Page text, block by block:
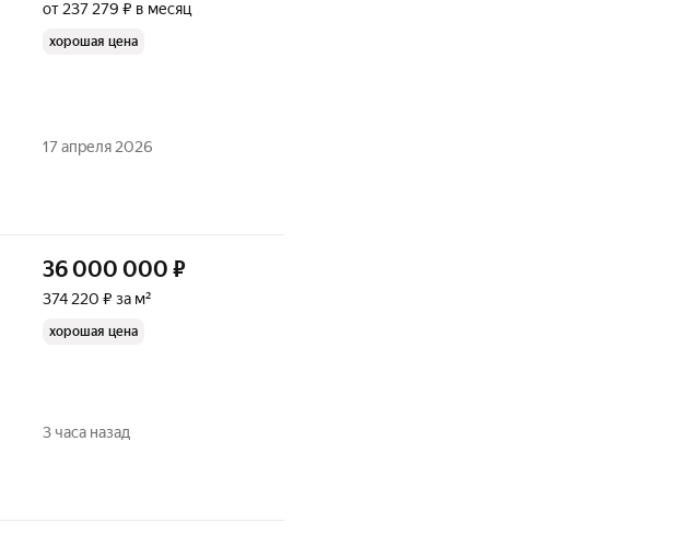
от 237 279 ₽ в месяц
хорошая цена
17 апреля 2026
36 000 000 ₽
374 220 ₽ за м²
хорошая цена
3 часа назад